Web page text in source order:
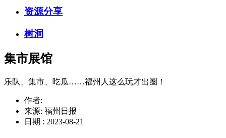
资源分享
树洞
集市展馆
乐队、集市、吃瓜……福州人这么玩才出圈！
作者:
来源: 福州日报
日期 : 2023-08-21